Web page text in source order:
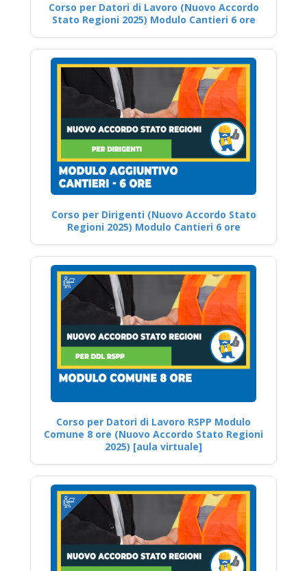
Corso per Datori di Lavoro (Nuovo Accordo
Stato Regioni 2025) Modulo Cantieri 6 ore
Corso per Dirigenti (Nuovo Accordo Stato
Regioni 2025) Modulo Cantieri 6 ore
Corso per Datori di Lavoro RSPP Modulo
Comune 8 ore (Nuovo Accordo Stato Regioni
2025) [aula virtuale]